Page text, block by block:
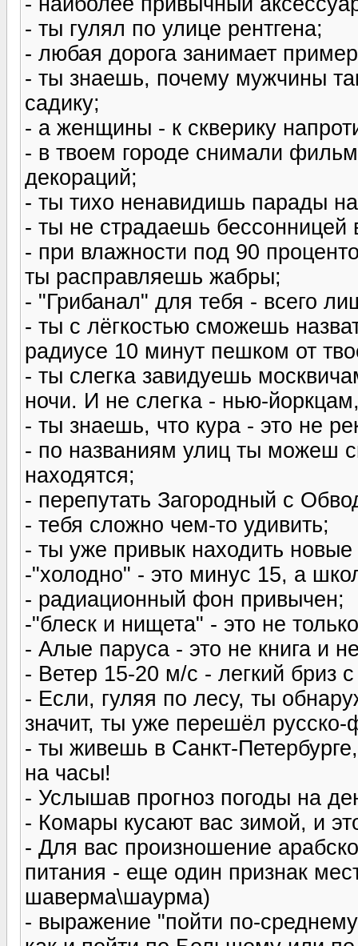
- ты гулял по улице рентгена;
- любая дорога занимает
- ты знаешь, почему мужчины
садику;
- а женщины - к скверику
- в твоем городе снимали
декораций;
- ты тихо ненавидишь парады
- ты не страдаешь
- при влажности под 90
ты расправляешь жабры;
- "Грибанал" для тебя - всего
- ты с лёгкостью сможешь
радиусе 10 минут пешком от
- ты слегка завидуешь
ночи. И не слегка - нью-
- ты знаешь, что кура - это не
- по названиям улиц ты можеш
находятся;
- перепутать Загородный с
- тебя сложно чем-то удивить;
- ты уже привык находить
-"холодно" - это минус 15, а
- радиационный фон привычен;
-"блеск и нищета" - это не
- Алые паруса - это не книга и
- Ветер 15-20 м/с - легкий бриз
- Если, гуляя по лесу, ты
значит, ты уже перешёл русско-
- ты живешь в Санкт-
на часы!
- Услышав прогноз погоды на
- Комары кусают вас зимой, и
- Для вас произношение
питания - еще один признак
шаверма\шаурма)
- выражение "пойти по-